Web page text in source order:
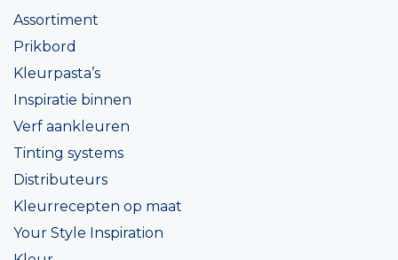
Assortiment
Prikbord
Kleurpasta’s
Inspiratie binnen
Verf aankleuren
Tinting systems
Distributeurs
Kleurrecepten op maat
Your Style Inspiration